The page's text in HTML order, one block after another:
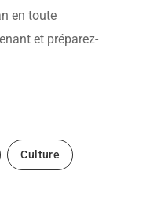
en toute
et préparez-
Culture